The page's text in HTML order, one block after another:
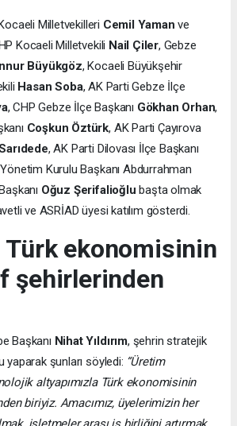
Milletvekilleri Cemil Yaman ve
Kocaeli Milletvekili Nail Çiler, Gebze
Büyükgöz, Kocaeli Büyükşehir
Hasan Soba, AK Parti Gebze İlçe
, CHP Gebze İlçe Başkanı Gökhan Orhan,
Coşkun Öztürk, AK Parti Çayırova
, AK Parti Dilovası İlçe Başkanı
Kurulu Başkanı Abdurrahman
Oğuz Şerifalioğlu başta olmak
ve ASRİAD üyesi katılım gösterdi.
Türk ekonomisinin
şehirlerinden
Başkanı Nihat Yıldırım, şehrin stratejik
şunları söyledi: “Üretim
altyapımızla Türk ekonomisinin
biriyiz. Amacımız, üyelerimizin her